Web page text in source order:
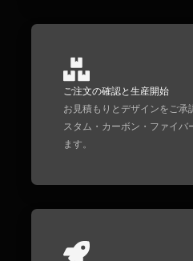
ご注文の確認と生産開始
お見積もりとデザインをご承
スタム・カーボン・ファイバ
ます。